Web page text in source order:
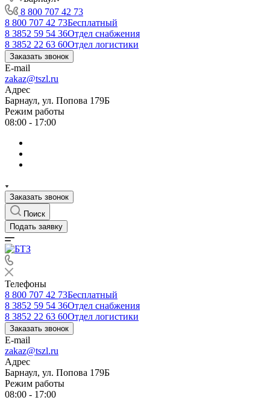
8 800 707 42 73
8 800 707 42 73Бесплатный
8 3852 59 54 36Отдел снабжения
8 3852 22 63 60Отдел логистики
Заказать звонок
E-mail
zakaz@tszl.ru
Адрес
Барнаул, ул. Попова 179Б
Режим работы
08:00 - 17:00
Заказать звонок
Поиск
Подать заявку
Телефоны
8 800 707 42 73Бесплатный
8 3852 59 54 36Отдел снабжения
8 3852 22 63 60Отдел логистики
Заказать звонок
E-mail
zakaz@tszl.ru
Адрес
Барнаул, ул. Попова 179Б
Режим работы
08:00 - 17:00